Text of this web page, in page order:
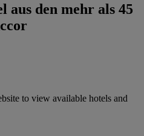
aus den mehr als 45
to view available hotels and